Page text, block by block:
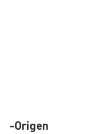
-Origen